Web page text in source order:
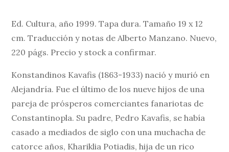
Ed. Cultura, año 1999. Tapa dura. Tamaño 19 x 12
cm. Traducción y notas de Alberto Manzano. Nuevo,
220 págs. Precio y stock a confirmar.
Konstandinos Kavafis (1863-1933) nació y murió en
Alejandría. Fue el último de los nueve hijos de una
pareja de prósperos comerciantes fanariotas de
Constantinopla. Su padre, Pedro Kavafis, se había
casado a mediados de siglo con una muchacha de
catorce años, Khariklia Potiadis, hija de un rico